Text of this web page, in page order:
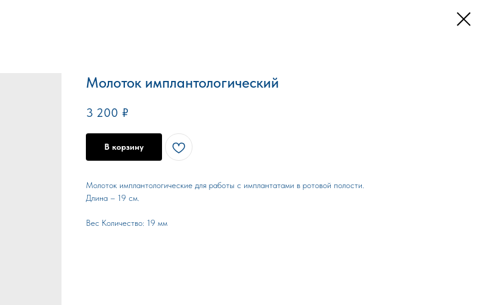
Молоток имплантологический
3 200 ₽
В корзину
Молоток имплантологические для работы с имплантатами в ротовой полости.
Длина – 19 см.
Вес Количество: 19 мм